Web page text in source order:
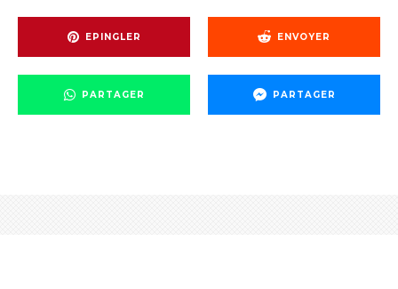
EPINGLER ENVOYER
PARTAGER PARTAGER